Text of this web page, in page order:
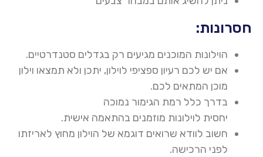
חסרונות:
הוילונות המוכנים מגיעים רק בגדלים סטנדרטיים.
אם יש לכם רעיון ספציפי לוילון, יתכן ולא תמצאו וילון
מוכן המתאים לכם.
בדרך כלל רמת הגימור נמוכה
יחסית לוילונות מוזמנים בהתאמה אישית.
חשוב לוודא שרואים דוגמא של הוילון מחוץ לאריזתו
לפני הרכישה.